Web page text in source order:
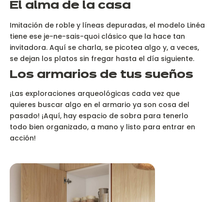
El alma de la casa
Imitación de roble y líneas depuradas, el modelo Linéa
tiene ese je-ne-sais-quoi clásico que la hace tan
invitadora. Aquí se charla, se picotea algo y, a veces,
se dejan los platos sin fregar hasta el día siguiente.
Los armarios de tus sueños
¡Las exploraciones arqueológicas cada vez que
quieres buscar algo en el armario ya son cosa del
pasado! ¡Aquí, hay espacio de sobra para tenerlo
todo bien organizado, a mano y listo para entrar en
acción!